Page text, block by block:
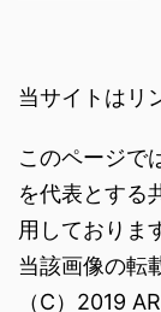
当サイトはリ
このページで
を代表とする
用しておりま
当該画像の転
（C）2019